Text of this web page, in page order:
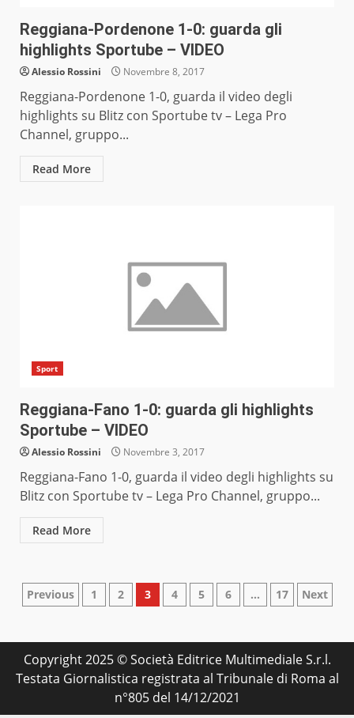
Reggiana-Pordenone 1-0: guarda gli
highlights Sportube – VIDEO
Alessio Rossini Novembre 8, 2017
Reggiana-Pordenone 1-0, guarda il video degli
highlights su Blitz con Sportube tv – Lega Pro
Channel, gruppo...
Read More
Sport
Reggiana-Fano 1-0: guarda gli highlights
Sportube – VIDEO
Alessio Rossini Novembre 3, 2017
Reggiana-Fano 1-0, guarda il video degli highlights su
Blitz con Sportube tv – Lega Pro Channel, gruppo...
Read More
Paginazione
articoli
Previous 1 2 3 4 5 6 … 17 Next
Copyright 2025 © Società Editrice Multimediale S.r.l.
Testata Giornalistica registrata al Tribunale di Roma al
n°805 del 14/12/2021